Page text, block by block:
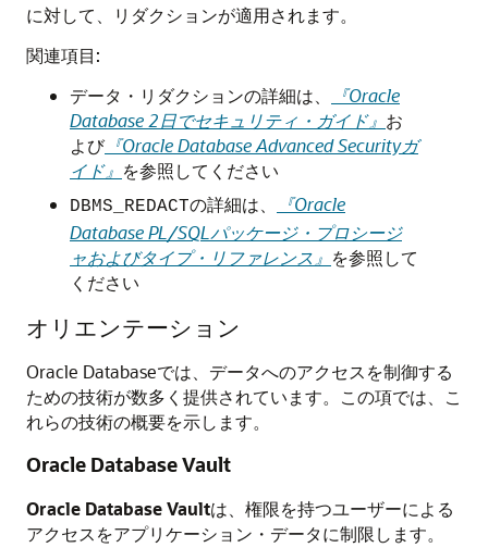
に対して、リダクションが適用されます。
関連項目:
データ・リダクションの詳細は、
『Oracle
Database 2日でセキュリティ・ガイド』 お
よび『Oracle Database Advanced Securityガ
イド』 を参照してください
DBMS_REDACTの詳細は、
『Oracle
Database PL/SQLパッケージ・プロシージ
ャおよびタイプ・リファレンス』 を参照して
ください
オリエンテーション
Oracle Databaseでは、データへのアクセスを制御する
ための技術が数多く提供されています。この項では、こ
れらの技術の概要を示します。
Oracle Database Vault
Oracle Database Vaultは、権限を持つユーザーによる
アクセスをアプリケーション・データに制限します。